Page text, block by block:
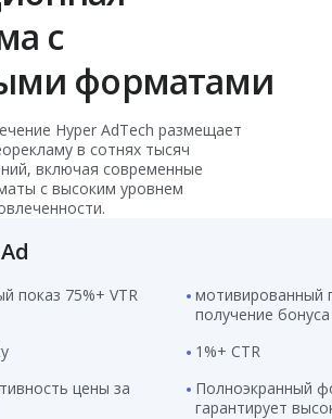
с
форматами
Hyper AdTech размещает
в сотнях тысяч
включая современные
с высоким уровнем
показ 75%+ VTR
мотивированный
получение
1%+ CTR
цены за
Полноэкранный
гарантирует